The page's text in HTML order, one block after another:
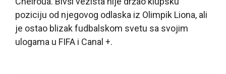
poziciju od njegovog odlaska iz Olimpik Liona, ali
je ostao blizak fudbalskom svetu sa svojim
ulogama u FIFA i Canal +.